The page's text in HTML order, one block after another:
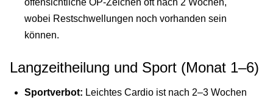
offensichtliche OP-Zeichen oft nach 2 Wochen,
wobei Restschwellungen noch vorhanden sein
können.
Langzeitheilung und Sport (Monat 1–6)
Sportverbot: Leichtes Cardio ist nach 2–3 Wochen